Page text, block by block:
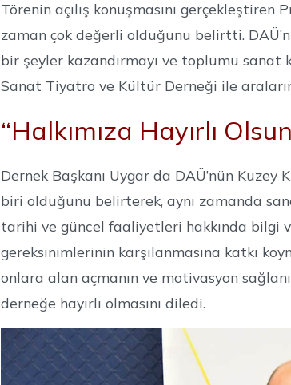
Törenin açılış konuşmasını
zaman çok değerli olduğunu belirtti.
bir şeyler kazandırmayı ve toplumu
Sanat Tiyatro ve Kültür Derneği ile
“Halkımıza Hayırlı
Dernek Başkanı Uygar da DAÜ’nün Kuzey
biri olduğunu belirterek, aynı zamanda
tarihi ve güncel faaliyetleri hakkında bilgi
gereksinimlerinin karşılanmasına katkı
onlara alan açmanın ve motivasyon
derneğe hayırlı olmasını diledi.